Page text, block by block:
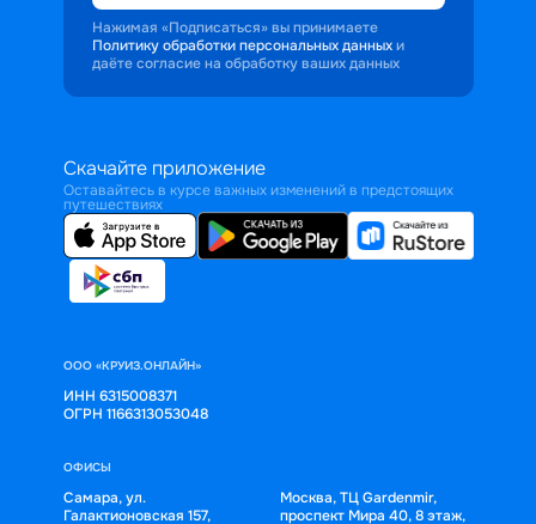
Нажимая «Подписаться» вы принимаете
Политику обработки персональных данных и
даёте согласие на обработку ваших данных
Скачайте приложение
Оставайтесь в курсе важных изменений в предстоящих
путешествиях
ООО «КРУИЗ.ОНЛАЙН»
ИНН 6315008371
ОГРН 1166313053048
ОФИСЫ
Самара, ул.
Галактионовская 157,
Москва, ТЦ Gardenmir,
проспект Мира 40, 8 этаж,